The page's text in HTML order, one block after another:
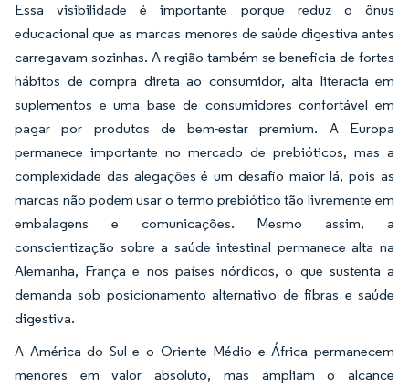
Essa visibilidade é importante porque reduz o ônus
educacional que as marcas menores de saúde digestiva antes
carregavam sozinhas. A região também se beneficia de fortes
hábitos de compra direta ao consumidor, alta literacia em
suplementos e uma base de consumidores confortável em
pagar por produtos de bem-estar premium. A Europa
permanece importante no mercado de prebióticos, mas a
complexidade das alegações é um desafio maior lá, pois as
marcas não podem usar o termo prebiótico tão livremente em
embalagens e comunicações. Mesmo assim, a
conscientização sobre a saúde intestinal permanece alta na
Alemanha, França e nos países nórdicos, o que sustenta a
demanda sob posicionamento alternativo de fibras e saúde
digestiva.
A América do Sul e o Oriente Médio e África permanecem
menores em valor absoluto, mas ampliam o alcance